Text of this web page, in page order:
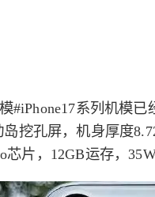
#iPhone17系列机模
挖孔屏，机身厚度
芯片，12GB运存，